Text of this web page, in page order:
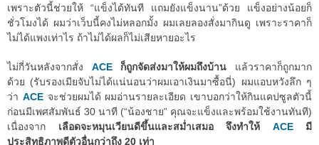
เพราะตัวนี้ช่วยให้ “แข็งได้ทันที แถมยังแข็งนาน”ด้วย แข็งอย่างน้อยก็
ชั่วโมงได้ ผมว่าเว็บนี้คงไม่หลอกมั้ง ผมเลยลองสั่งมากินดู เพราะราคาก็
ไม่ได้แพงเท่าไร ถ้าไม่ได้ผลก็ไม่เสียหายอะไร
ไม่กี่วันหลังจากสั่ง ACE ก็ถูกจัดส่งมาให้ผมถึงบ้าน แล้วราคาก็ถูกมาก
ด้วย (รับรองเมียจับไม่ได้แน่นอนว่าผมเอาเงินมาซื้อนี่) ผมแอบหวังลึก ๆ
ว่า ACEจะช่วยผมได้ ผมอ่านรายละเอียด เขาบอกว่าให้กินแคปซูลตัวนี้
ก่อนมีเพศสัมพันธ์ 30 นาที (“น้องชาย” คุณจะแข็งและพร้อมใช้งานทันที)
เนื่องจาก เลือดจะหมุนเวียนดีขึ้นและสม่ำเสมอ จึงทำให้ ACEมี
ประสิทธิภาพดีตัวอื่นกว่าถึง 20 เท่า